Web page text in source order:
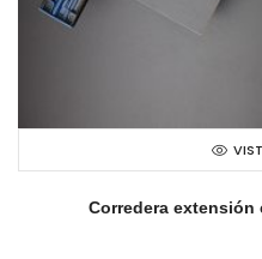
Corredera extensión